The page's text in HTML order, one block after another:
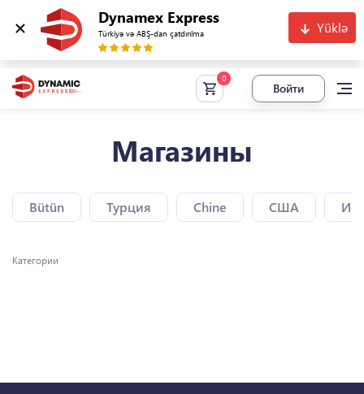
Dynamex Express
Türkiyə və ABŞ-dan çatdırılma Yüklə
Войти
Магазины
Bütün Турция Chine США
Категории